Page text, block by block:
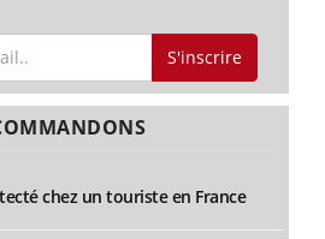
S'inscrire
chez un touriste en France